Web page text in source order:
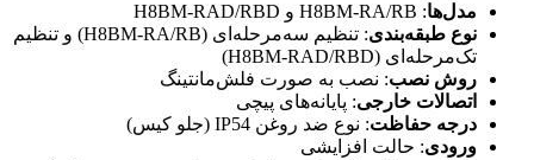
مدل‌ها: H8BM-RA/RB و H8BM-RAD/RBD
نوع طبقه‌بندی
: تنظیم سه‌مرحله‌ای (H8BM-RA/RB) و تنظیم
تک‌مرحله‌ای (H8BM-RAD/RBD)
روش نصب: نصب به صورت فلش‌مانتینگ
اتصالات خارجی: پایانه‌های پیچی
درجه حفاظت: نوع ضد روغن IP54 (جلو کیس)
ورودی: حالت افزایشی